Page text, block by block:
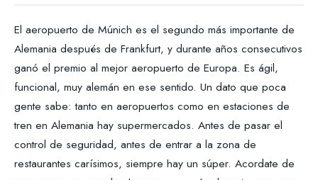
El aeropuerto de Múnich es el segundo más importante de
Alemania después de Frankfurt, y durante años consecutivos
ganó el premio al mejor aeropuerto de Europa. Es ágil,
funcional, muy alemán en ese sentido. Un dato que poca
gente sabe: tanto en aeropuertos como en estaciones de
tren en Alemania hay supermercados. Antes de pasar el
control de seguridad, antes de entrar a la zona de
restaurantes carísimos, siempre hay un súper. Acordate de